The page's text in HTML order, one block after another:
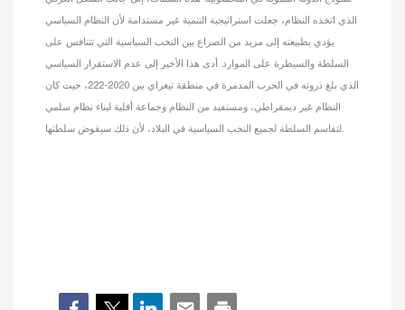
الذي اتخذه النظام، جعلت استراتيجية التنمية غير مستدامة لأن النظام السياسي
يؤدي بطبيعته إلى مزيد من الصراع بين النخب السياسية التي تتنافس على
السلطة والسيطرة على الموارد. أدى هذا الأخير إلى عدم الاستقرار السياسي
الذي بلغ ذروته في الحرب المدمرة في منطقة تيغراي بين 2020-222، حيث كان
النظام غير ديمقراطي، ومستفيد من النظام وجماعة أقلية لبناء نظام سلمي
لتقاسم السلطة لجميع النخب السياسية في البلاد، لأن ذلك سيقوض سلطتها.